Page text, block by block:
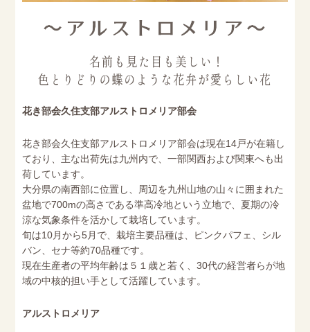
花き部会久住支部アルストロメリア部会
花き部会久住支部アルストロメリア部会は現在14戸が在籍し
ており、主な出荷先は九州内で、一部関西および関東へも出
荷しています。
大分県の南西部に位置し、周辺を九州山地の山々に囲まれた
盆地で700mの高さである準高冷地という立地で、夏期の冷
涼な気象条件を活かして栽培しています。
旬は10月から5月で、栽培主要品種は、ピンクパフェ、シル
バン、セナ等約70品種です。
現在生産者の平均年齢は５１歳と若く、30代の経営者らが地
域の中核的担い手として活躍しています。
アルストロメリア